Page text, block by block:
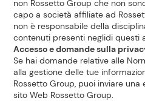
non Rossetto Group che non
capo a società affiliate ad
non è responsabile della
contenuti presenti neglidi questi
Accesso e domande sulla
Se hai domande relative alle
alla gestione delle tue
Rossetto Group, puoi inviare
sito Web Rossetto Group.